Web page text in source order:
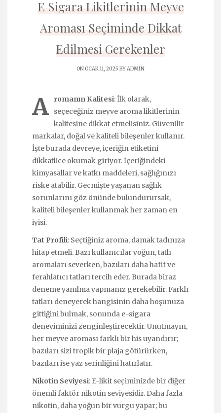
E Sigara Likitlerinin Meyve
Aroması Seçiminde Dikkat
Edilmesi Gerekenler
ON OCAK 11, 2025 BYADMIN
A romanın Kalitesi: İlk olarak,
seçeceğiniz meyve aroma likitlerinin
kalitesine dikkat etmelisiniz. Güvenilir
markalar, doğal ve kaliteli bileşenler kullanır.
İşte burada devreye, içeriğin etiketini
dikkatlice okumak giriyor. İçeriğindeki
kimyasallar ve katkı maddeleri, sağlığınızı
riske atabilir. Geçmişte yaşanan sağlık
sorunlarını göz önünde bulundurursak,
kaliteli bileşenler kullanmak her zaman en
iyisi.
Tat Profili: Seçtiğiniz aroma, damak tadınıza
hitap etmeli. Bazı kullanıcılar yoğun, tatlı
aromaları severken, bazıları daha hafif ve
ferahlatıcı tatları tercih eder. Burada biraz
deneme yanılma yapmanız gerekebilir. Farklı
tatları deneyerek hangisinin daha hoşunuza
gittiğini bulmak, sonunda e-sigara
deneyiminizi zenginleştirecektir. Unutmayın,
her meyve aroması farklı bir his uyandırır;
bazıları sizi tropik bir plaja götürürken,
bazıları ise yaz serinliğini hatırlatır.
Nikotin Seviyesi: E-likit seçiminizde bir diğer
önemli faktör nikotin seviyesidir. Daha fazla
nikotin, daha yoğun bir vurgu yapar; bu